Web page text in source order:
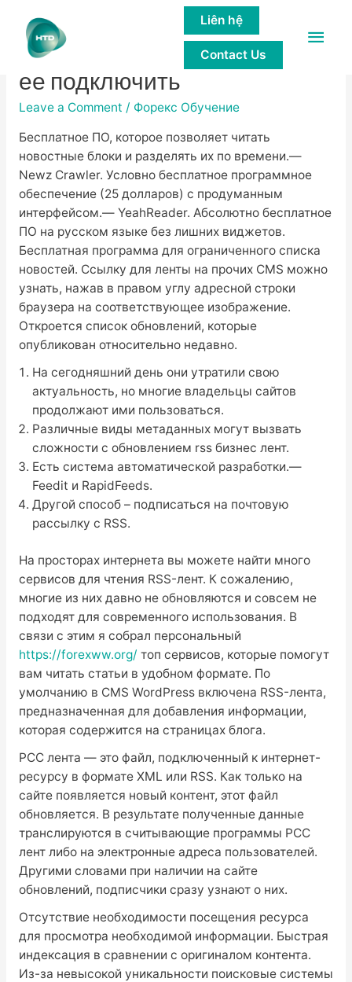
Main
Liên hệ
Contact Us
Что такое RSS-лента и как
ее подключить
Leave a Comment / Форекс Обучение
Бесплатное ПО, которое позволяет читать
новостные блоки и разделять их по времени.—
Newz Crawler. Условно бесплатное программное
обеспечение (25 долларов) с продуманным
интерфейсом.— YeahReader. Абсолютно бесплатное
ПО на русском языке без лишних виджетов.
Бесплатная программа для ограниченного списка
новостей. Ссылку для ленты на прочих CMS можно
узнать, нажав в правом углу адресной строки
браузера на соответствующее изображение.
Откроется список обновлений, которые
опубликован относительно недавно.
На сегодняшний день они утратили свою
актуальность, но многие владельцы сайтов
продолжают ими пользоваться.
Различные виды метаданных могут вызвать
сложности с обновлением rss бизнес лент.
Есть система автоматической разработки.—
Feedit и RapidFeeds.
Другой способ – подписаться на почтовую
рассылку с RSS.
На просторах интернета вы можете найти много
сервисов для чтения RSS-лент. К сожалению,
многие из них давно не обновляются и совсем не
подходят для современного использования. В
связи с этим я собрал персональный
https://forexww.org/ топ сервисов, которые помогут
вам читать статьи в удобном формате. По
умолчанию в CMS WordPress включена RSS-лента,
предназначенная для добавления информации,
которая содержится на страницах блога.
РСС лента — это файл, подключенный к интернет-
ресурсу в формате XML или RSS. Как только на
сайте появляется новый контент, этот файл
обновляется. В результате полученные данные
транслируются в считывающие программы РСС
лент либо на электронные адреса пользователей.
Другими словами при наличии на сайте
обновлений, подписчики сразу узнают о них.
Отсутствие необходимости посещения ресурса
для просмотра необходимой информации. Быстрая
индексация в сравнении с оригиналом контента.
Из-за невысокой уникальности поисковые системы